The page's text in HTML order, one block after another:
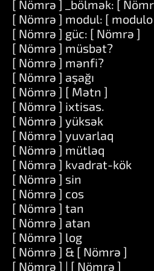
[ Nömrə ] _bölmək: [
[ Nömrə ] modul: [ modulo
[ Nömrə ] güc: [ Nömrə ]
[ Nömrə ] müsbət?
[ Nömrə ] mənfi?
[ Nömrə ] aşağı
[ Nömrə ] [ Mətn ]
[ Nömrə ] ixtisas.
[ Nömrə ] yüksək
[ Nömrə ] yuvarlaq
[ Nömrə ] mütləq
[ Nömrə ] kvadrat-kök
[ Nömrə ] sin
[ Nömrə ] cos
[ Nömrə ] tan
[ Nömrə ] atan
[ Nömrə ] log
[ Nömrə ] & [ Nömrə ]
[ Nömrə ] | [ Nömrə ]